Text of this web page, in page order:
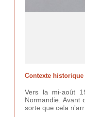
Contexte historique
Vers la mi-août
Normandie. Avant
sorte que cela